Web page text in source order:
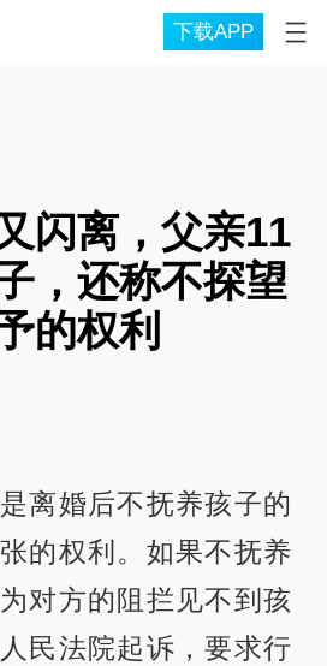
下载APP
闪离，父亲11
，还称不探望
的权利
离婚后不抚养孩子的
的权利。如果不抚养
对方的阻拦见不到孩
民法院起诉，要求行